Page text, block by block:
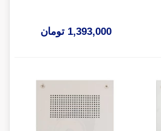
1,393,000 تومان